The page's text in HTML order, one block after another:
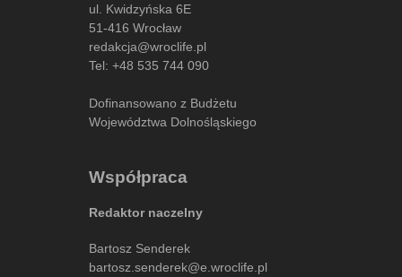
ul. Kwidzyńska 6E
51-416 Wrocław
redakcja@wroclife.pl
Tel: +48 535 744 090
Dofinansowano z Budżetu
Województwa Dolnośląskiego
Współpraca
Redaktor naczelny
Bartosz Senderek
bartosz.senderek@e.wroclife.pl